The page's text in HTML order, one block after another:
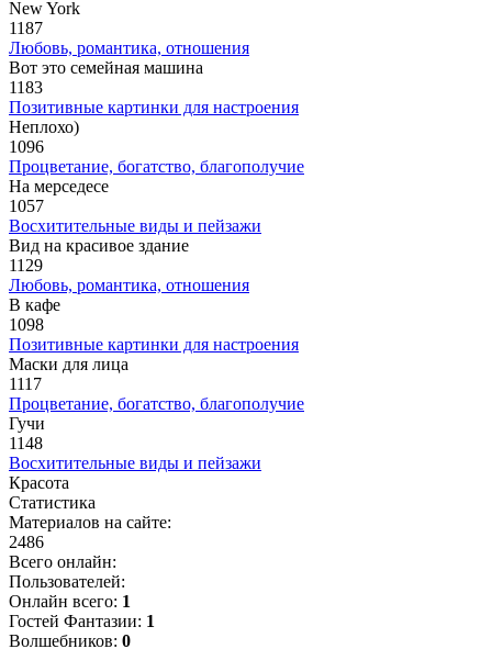
New York
1187
Любовь, романтика, отношения
Вот это семейная машина
1183
Позитивные картинки для настроения
Неплохо)
1096
Процветание, богатство, благополучие
На мерседесе
1057
Восхитительные виды и пейзажи
Вид на красивое здание
1129
Любовь, романтика, отношения
В кафе
1098
Позитивные картинки для настроения
Маски для лица
1117
Процветание, богатство, благополучие
Гучи
1148
Восхитительные виды и пейзажи
Красота
Статистика
Материалов на сайте:
2486
Всего онлайн:
Пользователей:
Онлайн всего: 1
Гостей Фантазии: 1
Волшебников: 0